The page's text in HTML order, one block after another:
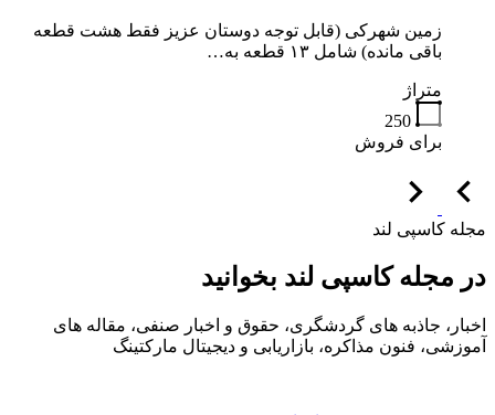
زمین شهرکی (قابل توجه دوستان عزیز فقط هشت قطعه
باقی مانده) شامل ۱۳ قطعه به…
متراژ
250
برای فروش
مجله کاسپی لند
در مجله کاسپی لند بخوانید
اخبار، جاذبه های گردشگری، حقوق و اخبار صنفی، مقاله های
آموزشی، فنون مذاکره، بازاریابی و دیجیتال مارکتینگ